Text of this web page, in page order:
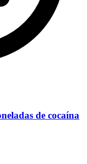
de cocaína